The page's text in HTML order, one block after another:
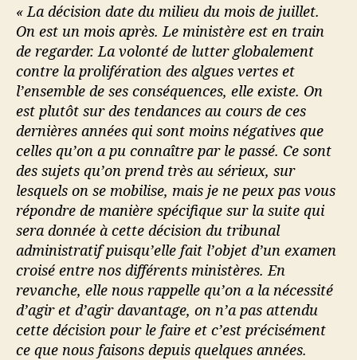
« La décision date du milieu du mois de juillet.
On est un mois après. Le ministère est en train
de regarder. La volonté de lutter globalement
contre la prolifération des algues vertes et
l’ensemble de ses conséquences, elle existe. On
est plutôt sur des tendances au cours de ces
dernières années qui sont moins négatives que
celles qu’on a pu connaître par le passé. Ce sont
des sujets qu’on prend très au sérieux, sur
lesquels on se mobilise, mais je ne peux pas vous
répondre de manière spécifique sur la suite qui
sera donnée à cette décision du tribunal
administratif puisqu’elle fait l’objet d’un examen
croisé entre nos différents ministères. En
revanche, elle nous rappelle qu’on a la nécessité
d’agir et d’agir davantage, on n’a pas attendu
cette décision pour le faire et c’est précisément
ce que nous faisons depuis quelques années.